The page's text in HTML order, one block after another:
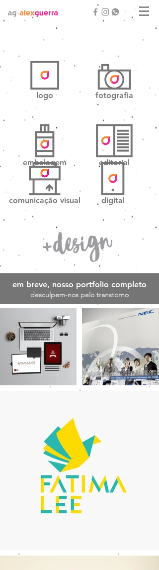
logo fotografia
embalagem editorial
digital
comunicação visual
em breve, nosso portfolio completo
desculpem-nos pelo transtorno